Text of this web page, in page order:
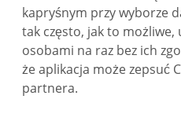
kapryśnym przy wyborze
tak często, jak to możliwe,
osobami na raz bez ich
że aplikacja może zepsuć
partnera.